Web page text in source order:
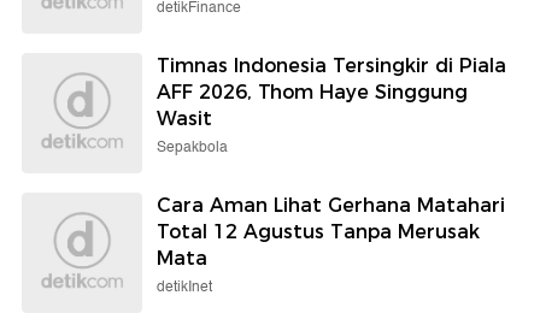
detikFinance
Timnas Indonesia Tersingkir di Piala
AFF 2026, Thom Haye Singgung
Wasit
Sepakbola
Cara Aman Lihat Gerhana Matahari
Total 12 Agustus Tanpa Merusak
Mata
detikInet